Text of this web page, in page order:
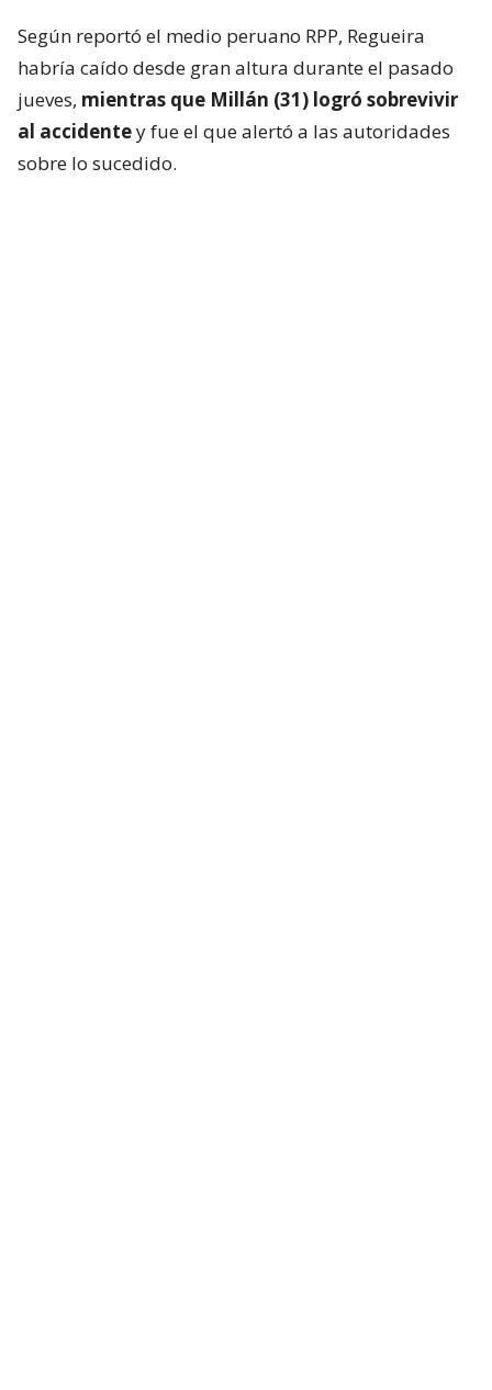
Según reportó el medio peruano RPP, Regueira
habría caído desde gran altura durante el pasado
jueves, mientras que Millán (31) logró sobrevivir
al accidentey fue el que alertó a las autoridades
sobre lo sucedido.